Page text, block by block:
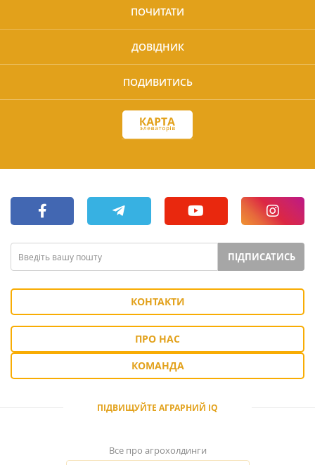
ПОЧИТАТИ
ДОВІДНИК
ПОДИВИТИСЬ
ПІДПИСАТИСЬ
КОНТАКТИ
ПРО НАС
КОМАНДА
ПІДВИЩУЙТЕ АГРАРНИЙ IQ
Все про агрохолдинги